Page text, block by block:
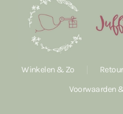
Winkelen & Zo
Voorwaarden